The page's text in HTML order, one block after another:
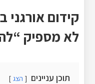
לא מספיק
תוכן עניינים הצג